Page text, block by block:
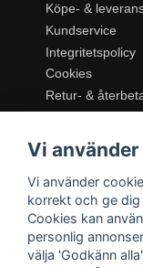
Köpe- &
Kundservice
Integritetspolicy
Cookies
Retur- &
Dukning &
Kök & Matlagning
Belysning
Textil & Mattor
Möbler
Vi
Vi använder
korrekt och ge dig
Cookies kan
personlig
välja 'Godkänn